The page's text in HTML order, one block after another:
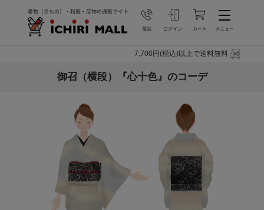
7,700円(税込)以上で送料無料
御召（横段）『心十色』のコーデ